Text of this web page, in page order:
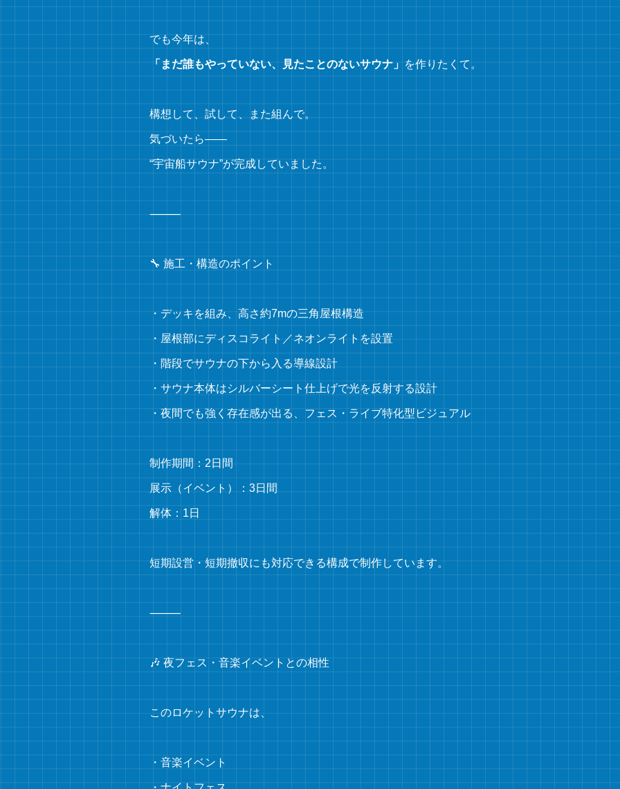
でも今年は、
「まだ誰もやっていない、見たことのないサウナ」 を作りたくて。
構想して、試して、また組んで。
気づいたら――
“宇宙船サウナ”が完成していました。
⸻
🔧 施工・構造のポイント
・デッキを組み、高さ約7mの三角屋根構造
・屋根部にディスコライト／ネオンライトを設置
・階段でサウナの下から入る導線設計
・サウナ本体はシルバーシート仕上げで光を反射する設計
・夜間でも強く存在感が出る、フェス・ライブ特化型ビジュアル
制作期間：2日間
展示（イベント）：3日間
解体：1日
短期設営・短期撤収にも対応できる構成で制作しています。
⸻
🎶 夜フェス・音楽イベントとの相性
このロケットサウナは、
・音楽イベント